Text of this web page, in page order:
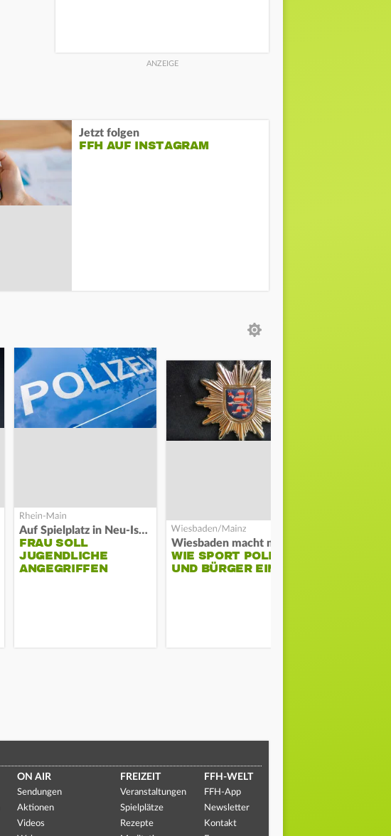
Jetzt folgen
FFH AUF INSTAGRAM
Auf Spielplatz in Neu-Isenburg
FRAU SOLL
JUGENDLICHE
ANGEGRIFFEN
Wiesbaden macht mobil
WIE SPORT POLIZEI
UND BÜRGER EINT
ON AIR
Sendungen
Aktionen
Videos
FREIZEIT
Veranstaltungen
Spielplätze
Rezepte
FFH-WELT
FFH-App
Newsletter
Kontakt